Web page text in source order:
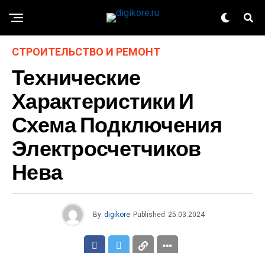
СТРОИТЕЛЬСТВО И РЕМОНТ
Технические
Характеристики И
Схема Подключения
Электросчетчиков
Нева
By digikore Published 25.03.2024